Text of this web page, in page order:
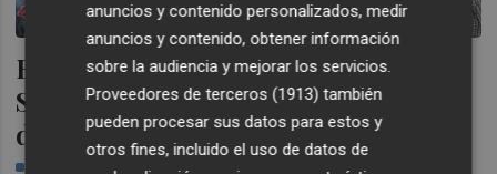
El PSPV ultima su particular 'All
Stars' para la Conferencia Política
de Alicante
XIMO AGUAR
anuncios y contenido personalizados, medir
anuncios y contenido, obtener información
sobre la audiencia y mejorar los servicios.
Proveedores de terceros (1913) también
pueden procesar sus datos para estos y
otros fines, incluido el uso de datos de